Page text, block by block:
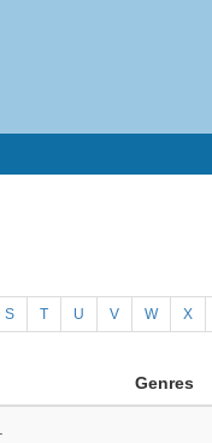
S T U V W X
Genres